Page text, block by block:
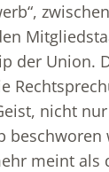
der Union.
nicht
beschworen
meint als